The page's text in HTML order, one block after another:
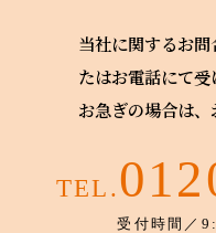
当社に関するお
たはお電話にて受
お急ぎの場合は、
TEL.
受付時間／